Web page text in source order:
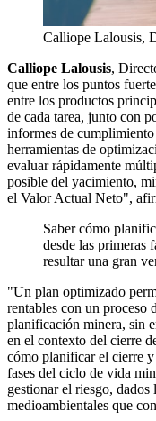
Calliope Lalousis,
Calliope Lalousis,
que entre los puntos
entre los productos
de cada tarea, junto con
informes de
herramientas de
evaluar rápidamente
posible del yacimiento,
el Valor Actual Neto",
Saber cómo
desde las primeras
resultar una gran
"Un plan optimizado
rentables con un proceso
planificación minera, sin
en el contexto del cierre
cómo planificar el cierre y
fases del ciclo de vida
gestionar el riesgo,
medioambientales que